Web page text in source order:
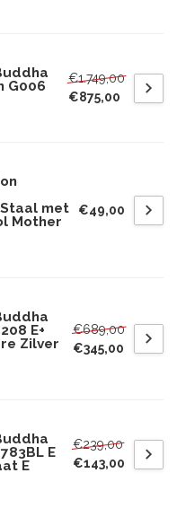
G006
€1.749,00
€875,00
met
Mother
€49,00
E+
Zilver
€689,00
€345,00
E
E
€239,00
€143,00